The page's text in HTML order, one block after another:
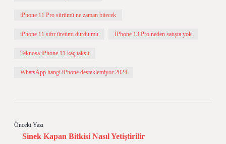
iPhone 11 Pro sürümü ne zaman bitecek
iPhone 11 sıfır üretimi durdu mu İPhone 13 Pro neden satışta yok
Teknosa iPhone 11 kaç taksit
WhatsApp hangi iPhone desteklemiyor 2024
Önceki Yazı
Sinek Kapan Bitkisi Nasıl Yetiştirilir